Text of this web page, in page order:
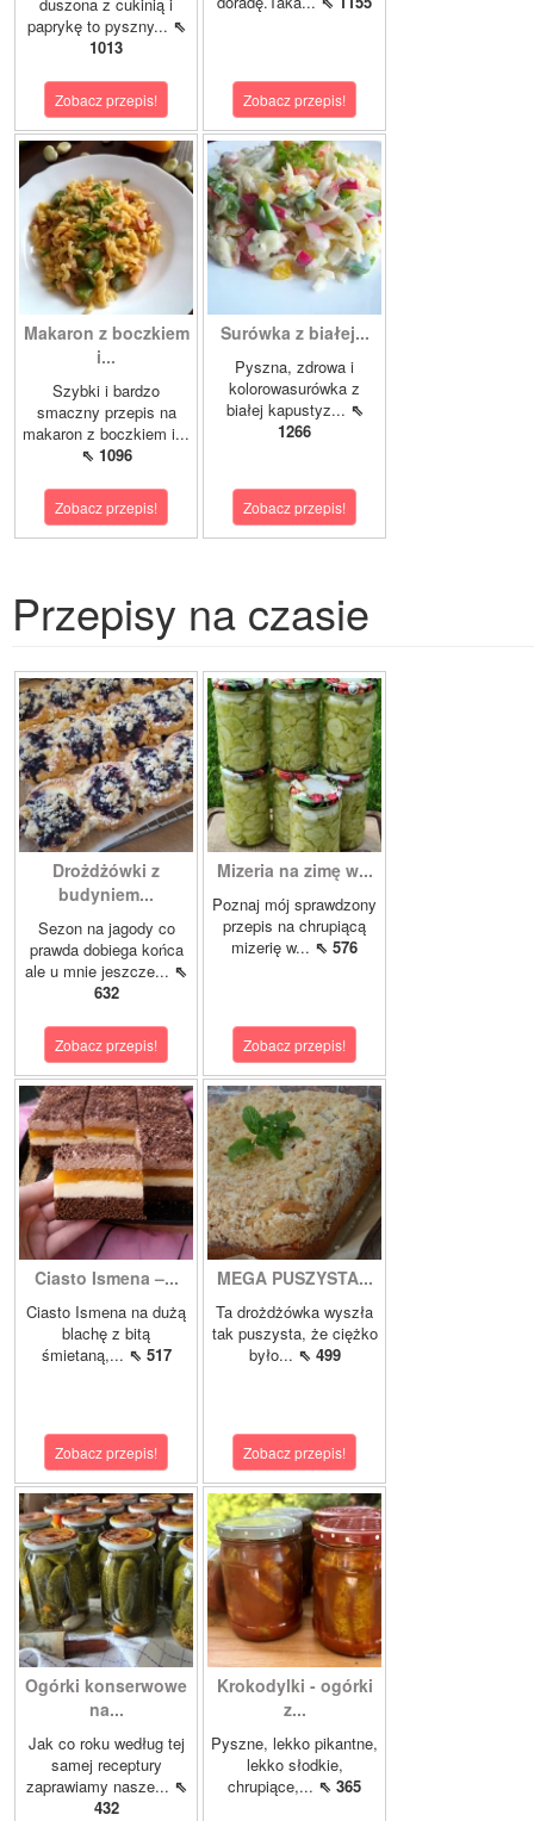
duszona z cukinią i
paprykę to pyszny... ⇖
1013
Zobacz przepis! Zobacz przepis!
Makaron z boczkiem
i...
Szybki i bardzo
smaczny przepis na
makaron z boczkiem i...
⇖ 1096
Zobacz przepis!
Surówka z białej...
Pyszna, zdrowa i
kolorowasurówka z
białej kapustyz... ⇖
1266
Zobacz przepis!
Przepisy na czasie
Drożdżówki z
budyniem...
Sezon na jagody co
prawda dobiega końca
ale u mnie jeszcze... ⇖
632
Zobacz przepis!
Mizeria na zimę w...
Poznaj mój sprawdzony
przepis na chrupiącą
mizerię w... ⇖ 576
Zobacz przepis!
Ciasto Ismena –...
Ciasto Ismena na dużą
blachę z bitą
śmietaną,... ⇖ 517
Zobacz przepis!
MEGA PUSZYSTA...
Ta drożdżówka wyszła
tak puszysta, że ciężko
było... ⇖ 499
Zobacz przepis!
Ogórki konserwowe
na...
Jak co roku według tej
samej receptury
zaprawiamy nasze... ⇖
432
Krokodylki - ogórki
z...
Pyszne, lekko pikantne,
lekko słodkie,
chrupiące,... ⇖ 365